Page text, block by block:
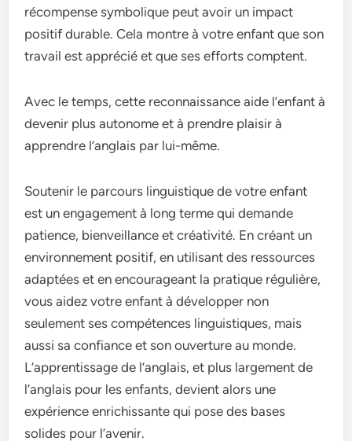
récompense symbolique peut avoir un impact
positif durable. Cela montre à votre enfant que son
travail est apprécié et que ses efforts comptent.
Avec le temps, cette reconnaissance aide l’enfant à
devenir plus autonome et à prendre plaisir à
apprendre l’anglais par lui-même.
Soutenir le parcours linguistique de votre enfant
est un engagement à long terme qui demande
patience, bienveillance et créativité. En créant un
environnement positif, en utilisant des ressources
adaptées et en encourageant la pratique régulière,
vous aidez votre enfant à développer non
seulement ses compétences linguistiques, mais
aussi sa confiance et son ouverture au monde.
L’apprentissage de l’anglais, et plus largement de
l’anglais pour les enfants, devient alors une
expérience enrichissante qui pose des bases
solides pour l’avenir.